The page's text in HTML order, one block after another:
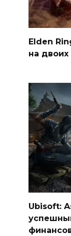
Elden
на
Ubisoft: